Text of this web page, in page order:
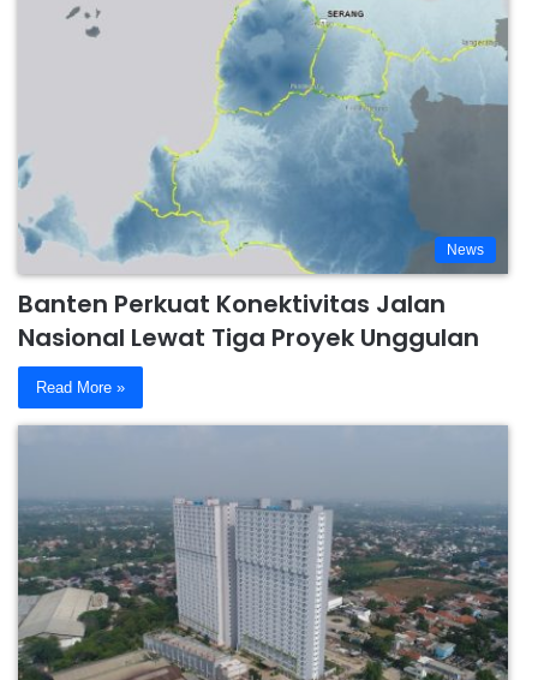
News
Banten Perkuat Konektivitas Jalan
Nasional Lewat Tiga Proyek Unggulan
Read More »